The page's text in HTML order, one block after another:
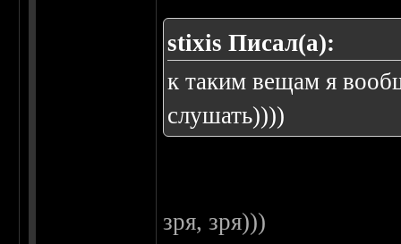
stixis Писал(а):
к таким вещам я
слушать))))
зря, зря)))